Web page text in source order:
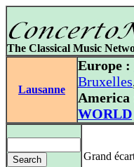
The Classical Music
Lausanne
Europe :
Bruxelles
America
WORLD
Grand